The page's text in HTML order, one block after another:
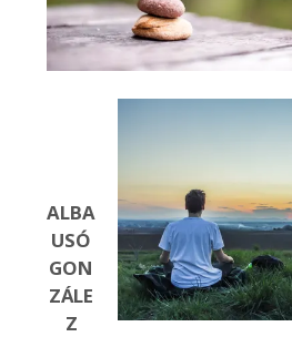
ALBA
USÓ
GON
ZÁLE
Z